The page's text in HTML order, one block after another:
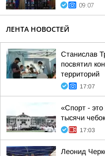
09:07
ЛЕНТА НОВОСТЕЙ
Станислав
посвятил
территорий
17:07
«Спорт - это
тысячи
17:03
Леонид